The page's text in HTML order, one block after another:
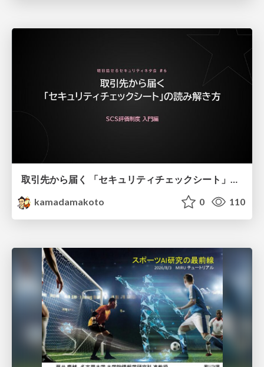
取引先から届く 「セキュリティチェックシート」の読み解き方
kamadamakoto
0 110